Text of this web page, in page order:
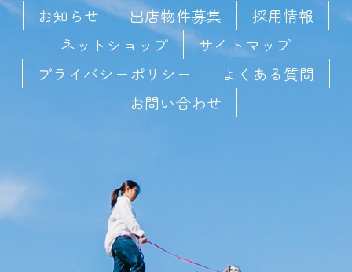
お知らせ 出店物件募集
採用情報
ネットショップ
サイトマップ
プライバシーポリシー
よくある質問
お問い合わせ